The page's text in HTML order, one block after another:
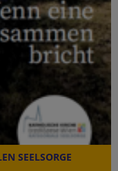
SEELSORGE